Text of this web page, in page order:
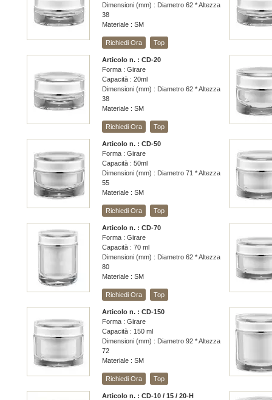
Dimensioni (mm) : Diametro 62 * Altezza
38
Materiale : SM
Richiedi Ora Top
Articolo n. : CD-20
Forma : Girare
Capacità : 20ml
Dimensioni (mm) : Diametro 62 * Altezza
38
Materiale : SM
Richiedi Ora Top
Articolo n. : CD-50
Forma : Girare
Capacità : 50ml
Dimensioni (mm) : Diametro 71 * Altezza
55
Materiale : SM
Richiedi Ora Top
Articolo n. : CD-70
Forma : Girare
Capacità : 70 ml
Dimensioni (mm) : Diametro 62 * Altezza
80
Materiale : SM
Richiedi Ora Top
Articolo n. : CD-150
Forma : Girare
Capacità : 150 ml
Dimensioni (mm) : Diametro 92 * Altezza
72
Materiale : SM
Richiedi Ora Top
Articolo n. : CD-10 / 15 / 20-H